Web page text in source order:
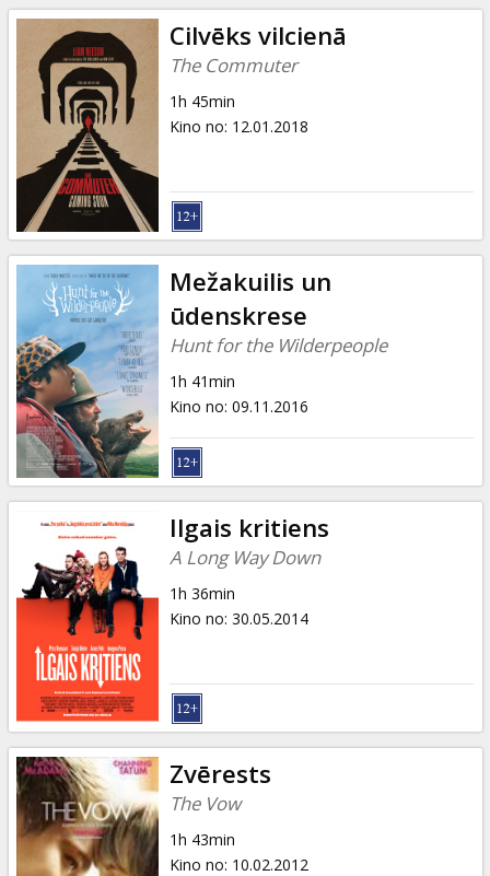
Cilvēks vilcienā
The Commuter
1h 45min
Kino no: 12.01.2018
Mežakuilis un
ūdenskrese
Hunt for the Wilderpeople
1h 41min
Kino no: 09.11.2016
Ilgais kritiens
A Long Way Down
1h 36min
Kino no: 30.05.2014
Zvērests
The Vow
1h 43min
Kino no: 10.02.2012